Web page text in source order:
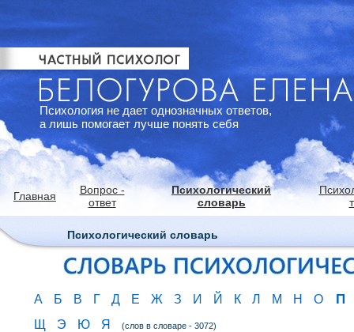
Психология не дает однозначных ответов,
а лишь помогает лучше понять себя
Главная
Вопрос -
ответ
Психологический
словарь
Психологический словарь
А Б В Г Д Е Ж З И Й К Л М Н О П
Щ Э Ю Я (слов в словаре - 3072)